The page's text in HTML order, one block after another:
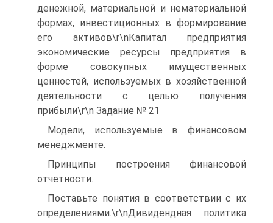
денежной, материальной и нематериальной
формах, инвестиционных в формирование
его активов\r\nКапитал предприятия
экономические ресурсы предприятия в
форме совокупных имущественных
ценностей, используемых в хозяйственной
деятельности с целью получения
прибыли\r\n Задание № 21
Модели, используемые в финансовом
менеджменте.
Принципы построения финансовой
отчетности.
Поставьте понятия в соответствии с их
определениями.\r\nДивидендная политика